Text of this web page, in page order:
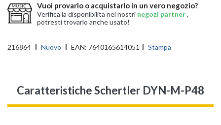
Vuoi provarlo o acquistarlo in un vero negozio?
Verifica la disponibilita nei nostri negozi partner,
potresti trovarlo anche usato!
216864 Nuovo EAN: 7640165614051 Stampa
Caratteristiche Schertler DYN-M-P48